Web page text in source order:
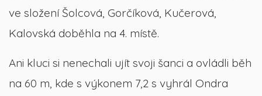
ve složení Šolcová, Gorčíková, Kučerová,
Kalovská doběhla na 4. místě.
Ani kluci si nenechali ujít svoji šanci a ovládli běh
na 60 m, kde s výkonem 7,2 s vyhrál Ondra